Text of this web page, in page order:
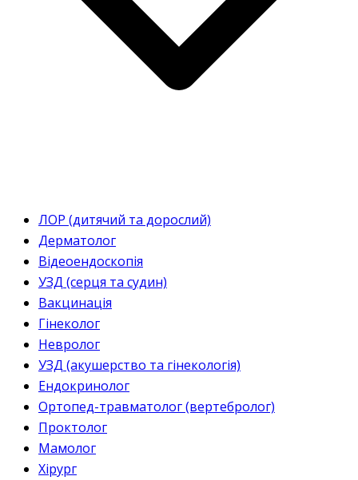
ЛОР (дитячий та дорослий)
Дерматолог
Відеоендоскопія
УЗД (серця та судин)
Вакцинація
Гінеколог
Невролог
УЗД (акушерство та гінекологія)
Ендокринолог
Ортопед-травматолог (вертебролог)
Проктолог
Мамолог
Хірург